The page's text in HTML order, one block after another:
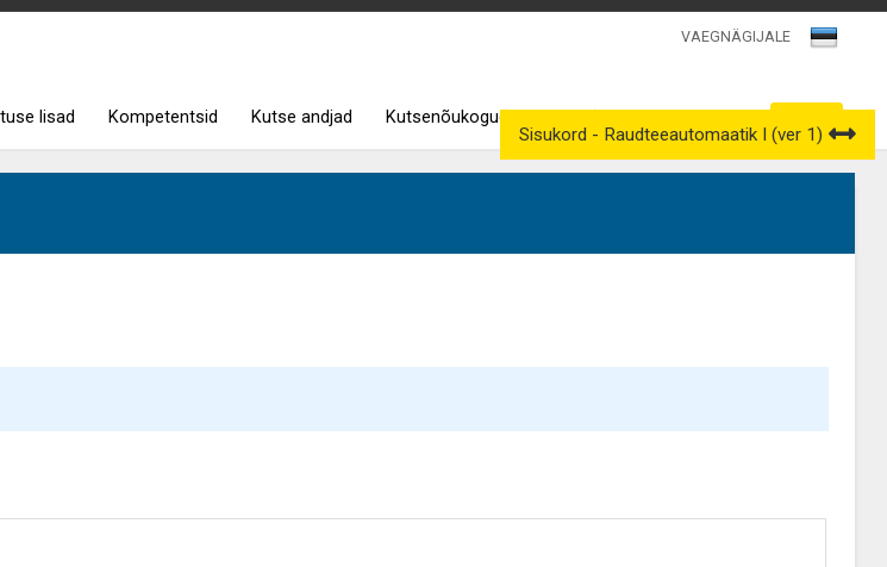
VAEGNÄGIJALE
lisad Kompetentsid Kutse andjad Kutsenõukogud
Sisukord - Raudteeautomaatik I (ver 1)